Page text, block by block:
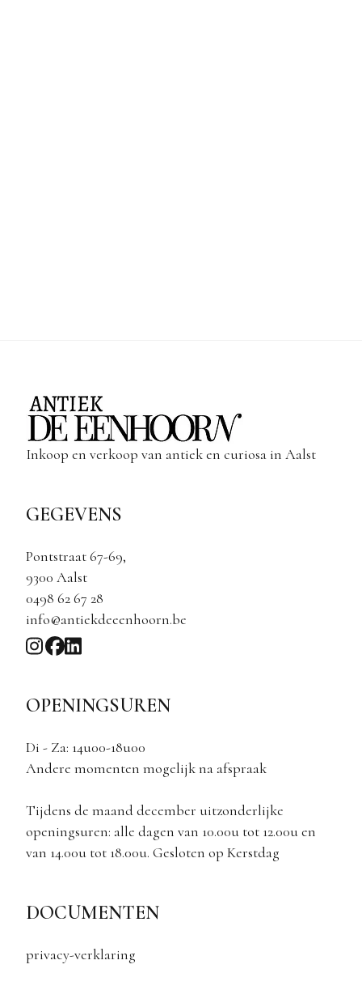
Inkoop en verkoop van antiek en curiosa in Aalst
GEGEVENS
Pontstraat 67-69,
9300 Aalst
0498 62 67 28
info@antiekdeeenhoorn.be
OPENINGSUREN
Di - Za: 14u00-18u00
Andere momenten mogelijk na afspraak
Tijdens de maand december uitzonderlijke
openingsuren: alle dagen van 10.00u tot 12.00u en
van 14.00u tot 18.00u. Gesloten op Kerstdag
DOCUMENTEN
privacy-verklaring